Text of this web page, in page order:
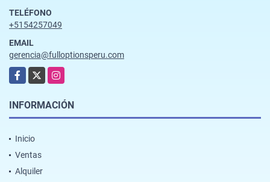
TELÉFONO
+5154257049
EMAIL
gerencia@fulloptionsperu.com
Facebook
X Instagram
INFORMACIÓN
Inicio
Ventas
Alquiler